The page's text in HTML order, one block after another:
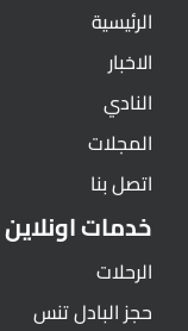
الرئيسية
الاخبار
النادي
المجلات
اتصل بنا
خدمات اونلاين
الرحلات
حجز البادل تنس